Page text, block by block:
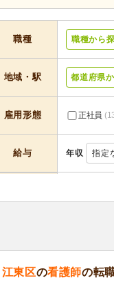
職種 職種から
地域・駅 都道府県
雇用形態 正社員
給与 年収 指定
デイサー
住宅型
診療所・
江東区の看護師の転